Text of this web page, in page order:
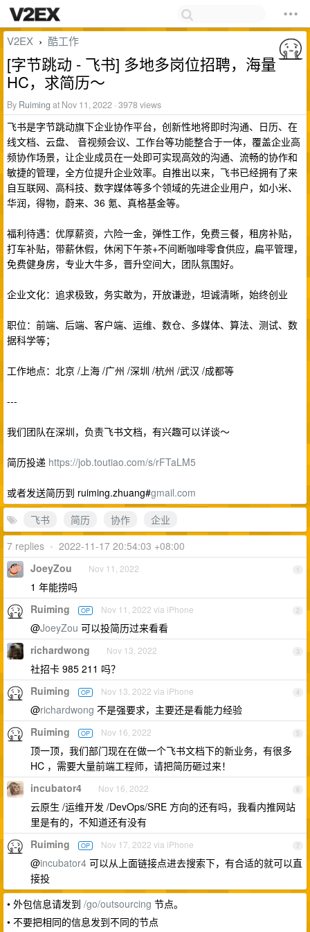
V2EX › 酷工作
[字节跳动 - 飞书] 多地多岗位招聘，海量
HC，求简历～
By Ruiming at Nov 11, 2022 · 3978 views
飞书是字节跳动旗下企业协作平台，创新性地将即时沟通、日历、在
线文档、云盘、 音视频会议、工作台等功能整合于一体，覆盖企业高
频协作场景，让企业成员在一处即可实现高效的沟通、流畅的协作和
敏捷的管理，全方位提升企业效率。自推出以来，飞书已经拥有了来
自互联网、高科技、数字媒体等多个领域的先进企业用户，如小米、
华润，得物，蔚来、36 氪、真格基金等。
福利待遇：优厚薪资，六险一金，弹性工作，免费三餐，租房补贴，
打车补贴，带薪休假，休闲下午茶+不间断咖啡零食供应，扁平管理，
免费健身房，专业大牛多，晋升空间大，团队氛围好。
企业文化：追求极致，务实敢为，开放谦逊，坦诚清晰，始终创业
职位：前端、后端、客户端、运维、数仓、多媒体、算法、测试、数
据科学等；
工作地点：北京 /上海 /广州 /深圳 /杭州 /武汉 /成都等
---
我们团队在深圳，负责飞书文档，有兴趣可以详谈～
简历投递 https://job.toutiao.com/s/rFTaLM5
或者发送简历到 ruiming.zhuang#gmail.com
飞书
简历 协作
企业
7 replies • 2022-11-17 20:54:03 +08:00
1
JoeyZou Nov 11, 2022
1 年能捞吗
2
Ruiming OP Nov 11, 2022 via iPhone
@JoeyZou 可以投简历过来看看
3
richardwong Nov 13, 2022
社招卡 985 211 吗？
4
Ruiming OP Nov 13, 2022 via iPhone
@richardwong 不是强要求，主要还是看能力经验
5
Ruiming OP Nov 16, 2022
顶一顶，我们部门现在在做一个飞书文档下的新业务，有很多
HC ，需要大量前端工程师，请把简历砸过来！
6
incubator4 Nov 16, 2022
云原生 /运维开发 /DevOps/SRE 方向的还有吗，我看内推网站
里是有的，不知道还有没有
7
Ruiming OP Nov 17, 2022 via iPhone
@incubator4 可以从上面链接点进去搜索下，有合适的就可以直
接投
• 外包信息请发到 /go/outsourcing 节点。
• 不要把相同的信息发到不同的节点